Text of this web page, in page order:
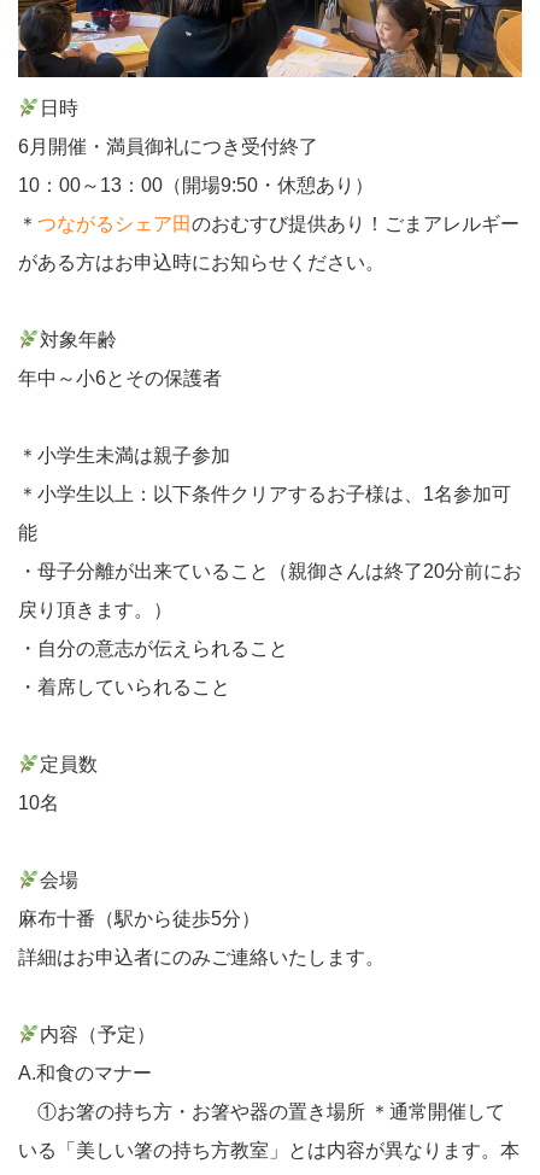
日時
6月開催・満員御礼につき受付終了
10：00～13：00（開場9:50・休憩あり）
＊ つながるシェア田のおむすび提供あり！ごまアレルギー
がある方はお申込時にお知らせください。
対象年齢
年中～小6とその保護者
＊小学生未満は親子参加
＊小学生以上：以下条件クリアするお子様は、1名参加可
能
・母子分離が出来ていること（親御さんは終了20分前にお
戻り頂きます。）
・自分の意志が伝えられること
・着席していられること
定員数
10名
会場
麻布十番（駅から徒歩5分）
詳細はお申込者にのみご連絡いたします。
内容（予定）
A.和食のマナー
①お箸の持ち方・お箸や器の置き場所 ＊通常開催して
いる「美しい箸の持ち方教室」とは内容が異なります。本